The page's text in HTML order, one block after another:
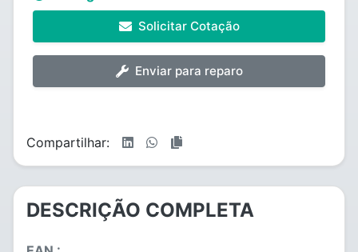
Solicitar Cotação
Enviar para reparo
Compartilhar:
DESCRIÇÃO COMPLETA